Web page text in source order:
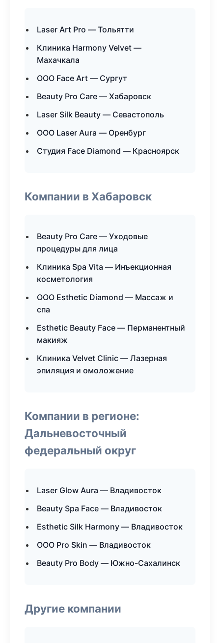
Laser Art Pro — Тольятти
Клиника Harmony Velvet —
Махачкала
ООО Face Art — Сургут
Beauty Pro Care — Хабаровск
Laser Silk Beauty — Севастополь
ООО Laser Aura — Оренбург
Студия Face Diamond — Красноярск
Компании в Хабаровск
Beauty Pro Care — Уходовые
процедуры для лица
Клиника Spa Vita — Инъекционная
косметология
ООО Esthetic Diamond — Массаж и
спа
Esthetic Beauty Face — Перманентный
макияж
Клиника Velvet Clinic — Лазерная
эпиляция и омоложение
Компании в регионе:
Дальневосточный
федеральный округ
Laser Glow Aura — Владивосток
Beauty Spa Face — Владивосток
Esthetic Silk Harmony — Владивосток
ООО Pro Skin — Владивосток
Beauty Pro Body — Южно-Сахалинск
Другие компании